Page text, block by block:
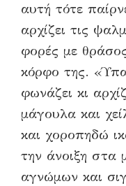
αυτή τότε
αρχίζει τις
φορές με
κόρφο της.
φωνάζει κι
μάγουλα και
και χοροπηδώ
την άνοιξη στα
αγνώμων και